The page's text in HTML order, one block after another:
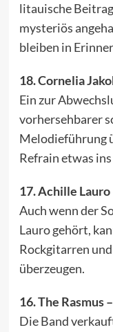
litauische
mysteriös
bleiben in
18. Cornelia
Ein zur
vorhersehbarer
Melodieführung
Refrain etwas
17. Achille Lauro
Auch wenn der
Lauro gehört,
Rockgitarren
überzeugen.
16. The Rasmus –
Die Band